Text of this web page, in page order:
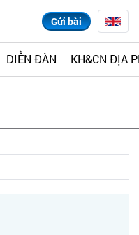
Gửi bài
DIỄN ĐÀN KH&CN ĐỊA